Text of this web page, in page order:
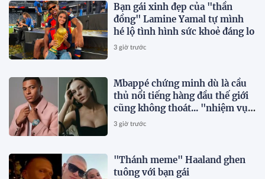
Bạn gái xinh đẹp của "thần
đồng" Lamine Yamal tự mình
hé lộ tình hình sức khoẻ đáng lo
3 giờ trước
Mbappé chứng minh dù là cầu
thủ nổi tiếng hàng đầu thế giới
cũng không thoát... "nhiệm vụ
của bạn trai" khi ở cạnh mỹ
3 giờ trước
"Thánh meme" Haaland ghen
tuông với bạn gái